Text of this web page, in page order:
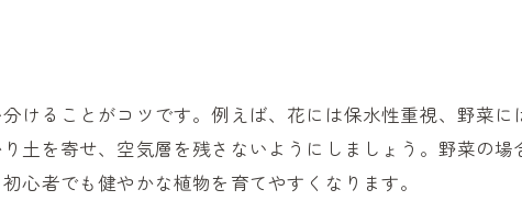
る有機培養土ガーデニング術
した失敗しない育成ポイント
けることがコツです。例えば、花には保水性重視、野菜に
土を寄せ、空気層を残さないようにしましょう。野菜の場
心者でも健やかな植物を育てやすくなります。